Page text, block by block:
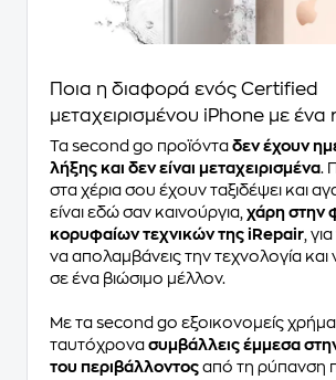
Ποια η διαφορά ενός Certified
μεταχειρισμένου iPhone με
Τα second go προϊόντα δεν έχουν
λήξης και δεν είναι μεταχειρισμένα.
στα χέρια σου έχουν ταξιδέψει και
είναι εδώ σαν καινούργια, χάρη στην
κορυφαίων τεχνικών της iRepair ,
να απολαμβάνεις την τεχνολογία και
σε ένα βιώσιμο μέλλον.
Με τα second go εξοικονομείς
ταυτόχρονα συμβάλλεις έμμεσα
του περιβάλλοντος από τη ρύπανση